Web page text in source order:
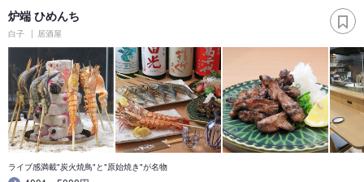
炉端 ひめんち
白子 居酒屋
ライブ感満載"炭火焼鳥"と"原始焼き"が名物